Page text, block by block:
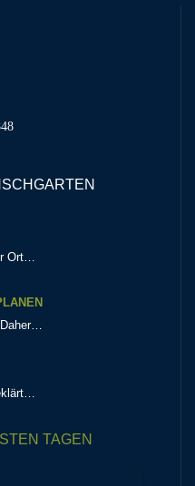
Ort…
TAGEN